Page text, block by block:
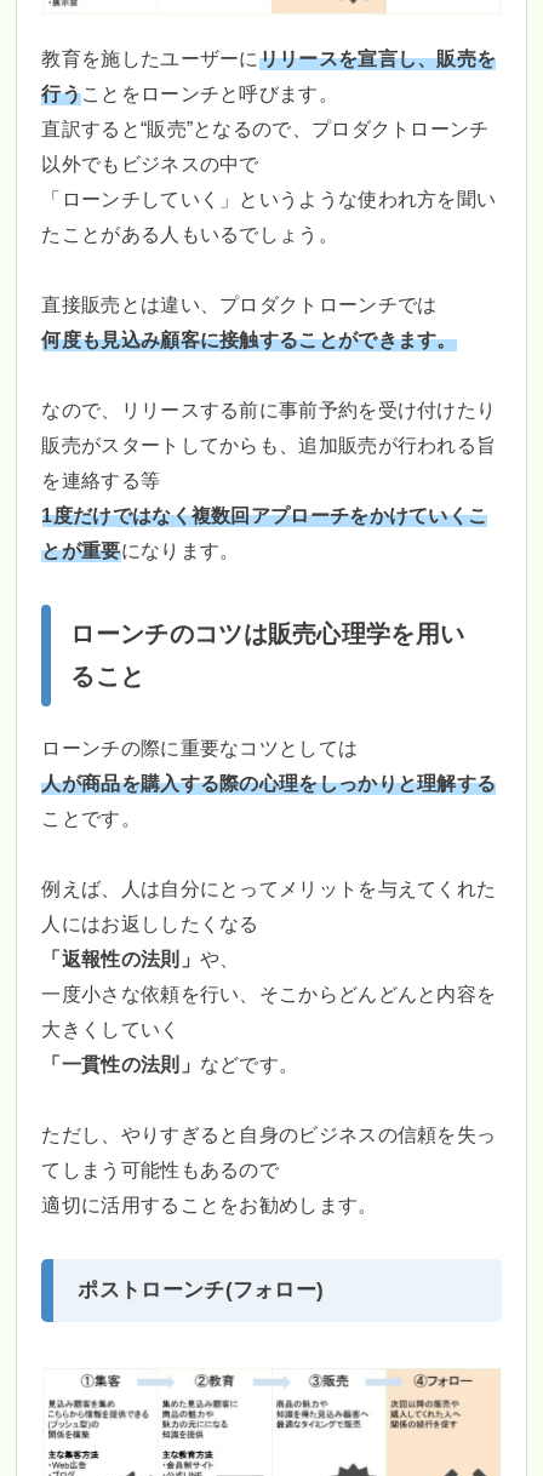
教育を施したユーザーにリリースを宣言し、販売を
行うことをローンチと呼びます。
直訳すると“販売”となるので、プロダクトローンチ
以外でもビジネスの中で
「ローンチしていく」というような使われ方を聞い
たことがある人もいるでしょう。
直接販売とは違い、プロダクトローンチでは
何度も見込み顧客に接触することができます。
なので、リリースする前に事前予約を受け付けたり
販売がスタートしてからも、追加販売が行われる旨
を連絡する等
1度だけではなく複数回アプローチをかけていくこ
とが重要になります。
ローンチのコツは販売心理学を用い
ること
ローンチの際に重要なコツとしては
人が商品を購入する際の心理をしっかりと理解する
ことです。
例えば、人は自分にとってメリットを与えてくれた
人にはお返ししたくなる
「返報性の法則」 や、
一度小さな依頼を行い、そこからどんどんと内容を
大きくしていく
「一貫性の法則」 などです。
ただし、やりすぎると自身のビジネスの信頼を失っ
てしまう可能性もあるので
適切に活用することをお勧めします。
ポストローンチ(フォロー)